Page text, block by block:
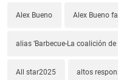
Alex Bueno Alex Bueno
alias ‘Barbecue-La coalición
All star2025 altos